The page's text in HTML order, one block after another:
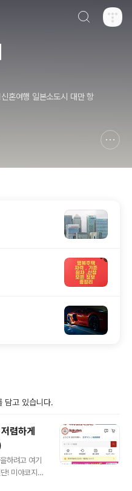
혼여행 일본소도시 대만 항
담고 있습니다.
렴하게
하려고 여기
! 미야코지마